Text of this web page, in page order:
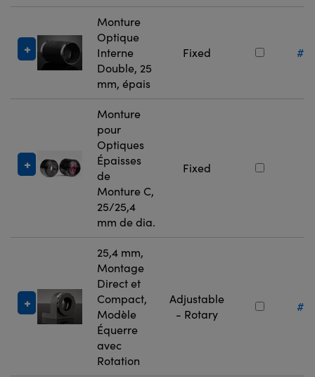
Monture
Optique
Interne
Double, 25
mm, épais
Fixed
Monture
pour
Optiques
Épaisses
de
Monture C,
25/25,4
mm de dia.
Fixed
25,4 mm,
Montage
Direct et
Compact,
Modèle
Équerre
avec
Rotation
Adjustable
- Rotary